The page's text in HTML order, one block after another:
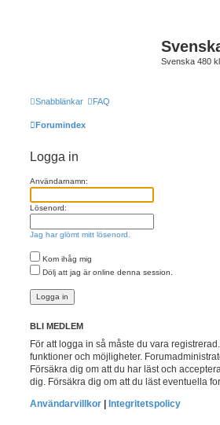
Svenska 480
Snabblänkar FAQ
Forumindex
Logga in
Användarnamn:
Lösenord:
Jag har glömt mitt lösenord.
Kom ihåg mig
Dölj att jag är online denna session.
BLI MEDLEM
För att logga in så måste du vara
funktioner och möjligheter.
Försäkra dig om att du har läst och
dig. Försäkra dig om att du läst eventuella
Användarvillkor
Integritetspolicy